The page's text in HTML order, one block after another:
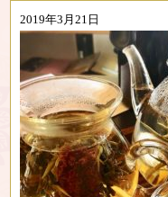
2019年3月21日